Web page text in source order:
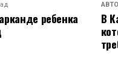
кто я, и в каком
и по жизни», -
ребенка
В